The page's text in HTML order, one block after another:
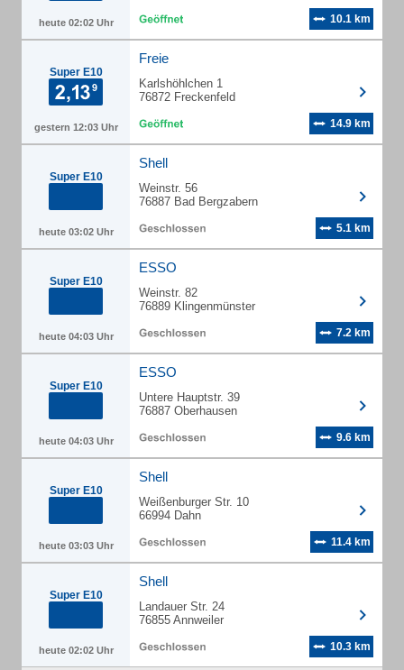
heute 02:02 Uhr 10.1 km
Super E10
gestern 12:03 Uhr
Freie
Karlshöhlchen 1
76872 Freckenfeld
14.9 km
Super E10
heute 03:02 Uhr
Shell
Weinstr. 56
76887 Bad Bergzabern
5.1 km
Super E10
heute 04:03 Uhr
ESSO
Weinstr. 82
76889 Klingenmünster
7.2 km
Super E10
heute 04:03 Uhr
ESSO
Untere Hauptstr. 39
76887 Oberhausen
9.6 km
Super E10
heute 03:03 Uhr
Shell
Weißenburger Str. 10
66994 Dahn
11.4 km
Super E10
heute 02:02 Uhr
Shell
Landauer Str. 24
76855 Annweiler
10.3 km